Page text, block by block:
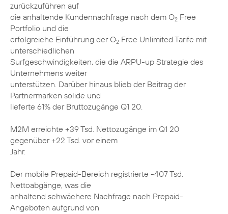
zurückzuführen auf
die anhaltende Kundennachfrage nach dem O2 Free
Portfolio und die
erfolgreiche Einführung der O2 Free Unlimited Tarife mit
unterschiedlichen
Surfgeschwindigkeiten, die die ARPU-up Strategie des
Unternehmens weiter
unterstützen. Darüber hinaus blieb der Beitrag der
Partnermarken solide und
lieferte 61% der Bruttozugänge Q1 20.
M2M erreichte +39 Tsd. Nettozugänge im Q1 20
gegenüber +22 Tsd. vor einem
Jahr.
Der mobile Prepaid-Bereich registrierte -407 Tsd.
Nettoabgänge, was die
anhaltend schwächere Nachfrage nach Prepaid-
Angeboten aufgrund von